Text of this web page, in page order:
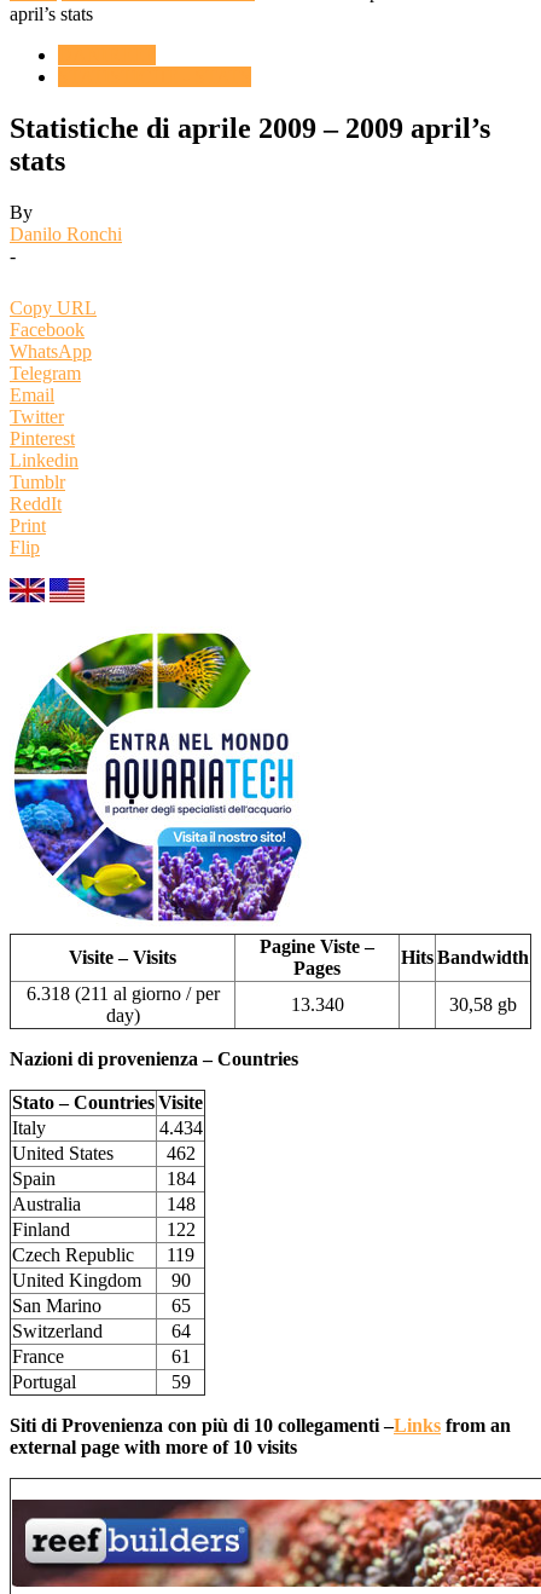
april’s stats
Statistiche di aprile 2009 – 2009 april’s
stats
By
Danilo Ronchi
-
Copy URL
Facebook
WhatsApp
Telegram
Email
Twitter
Pinterest
Linkedin
Tumblr
ReddIt
Print
Flip
Visite – Visits
Pagine Viste –
Pages
HitsBandwidth
6.318 (211 al giorno / per
day)
13.340 30,58 gb
Nazioni di provenienza – Countries
Stato – CountriesVisite
Italy
4.434
United States
462
Spain
184
Australia
148
Finland
122
Czech Republic
119
United Kingdom
90
San Marino
65
Switzerland
64
France
61
Portugal
59
Siti di Provenienza con più di 10 collegamenti –Links from an
external page with more of 10 visits